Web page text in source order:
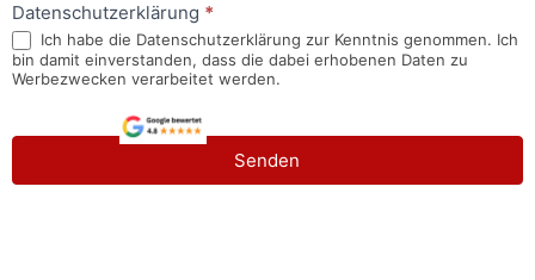
Datenschutzerklärung *
Ich habe die Datenschutzerklärung zur Kenntnis genommen. Ich
bin damit einverstanden, dass die dabei erhobenen Daten zu
Werbezwecken verarbeitet werden.
Senden